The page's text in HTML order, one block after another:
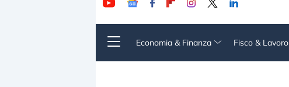
Economia & Finanza Fisco & Lavoro